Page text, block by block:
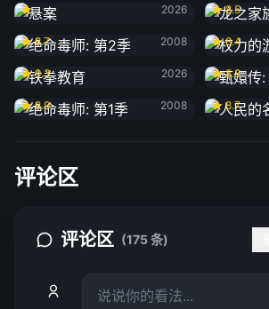
2026
8.5
绝命毒师: 第2季
8.7
2008
权力的游
8.4
铁拳教育
9.3
2026
甄嬛传: 第1
8.8
绝命毒师: 第1季
8.9
2008
人民的名
8.7
评论区
评论区 (175 条)